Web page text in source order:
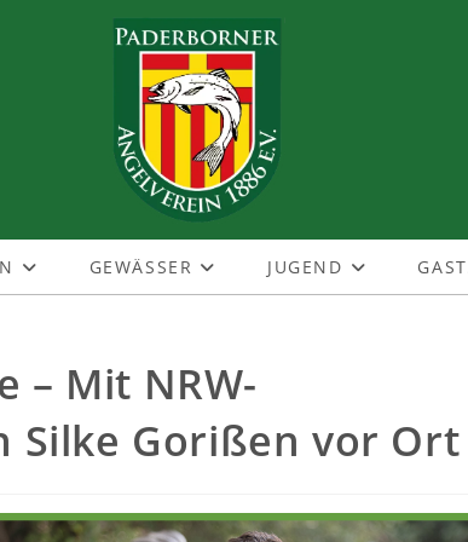
GEWÄSSER JUGEND
– Mit NRW-
Gorißen vor Ort